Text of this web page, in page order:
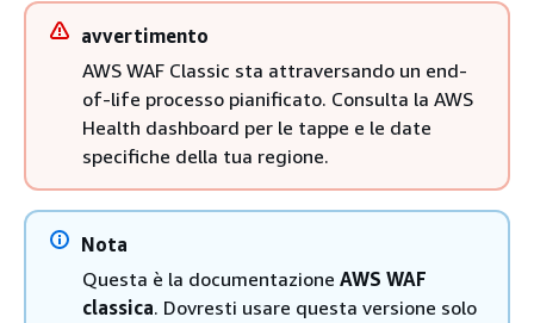
avvertimento
AWS WAF Classic sta attraversando un end-
of-life processo pianificato. Consulta la AWS
Health dashboard per le tappe e le date
specifiche della tua regione.
Nota
Questa è la documentazione AWS WAF
classica. Dovresti usare questa versione solo